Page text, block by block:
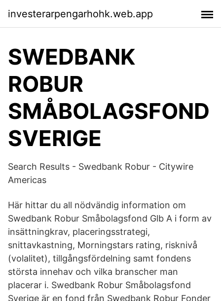
investerarpengarhohk.web.app
SWEDBANK
ROBUR
SMÅBOLAGSFOND
SVERIGE
Search Results - Swedbank Robur - Citywire
Americas
Här hittar du all nödvändig information om
Swedbank Robur Småbolagsfond Glb A i form av
insättningkrav, placeringsstrategi,
snittavkastning, Morningstars rating, risknivå
(volalitet), tillgångsfördelning samt fondens
största innehav och vilka branscher man
placerar i. Swedbank Robur Småbolagsfond
Sverige är en fond från Swedbank Robur Fonder